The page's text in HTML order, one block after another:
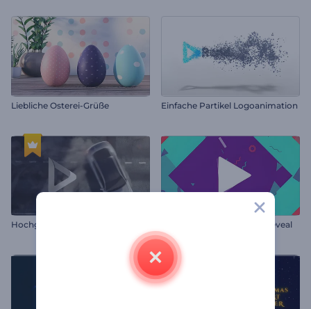
Liebliche Osterei-Grüße Einfache Partikel Logoanimation
Hochgeschwindigkeit Drift Logo Abstrakte Formen Logo-Reveal